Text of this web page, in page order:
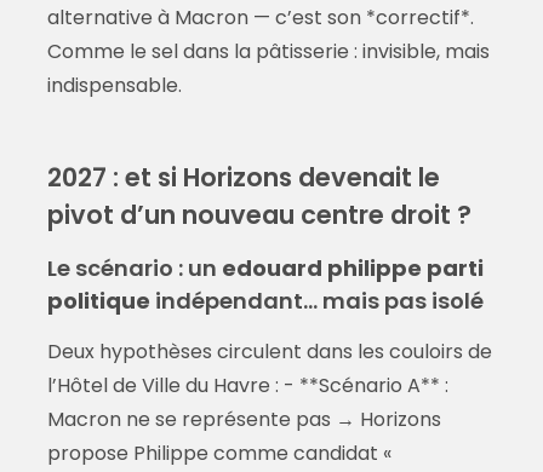
alternative à Macron — c’est son *correctif*.
Comme le sel dans la pâtisserie : invisible, mais
indispensable.
2027 : et si Horizons devenait le
pivot d’un nouveau centre droit ?
Le scénario : un edouard philippe parti
politique indépendant… mais pas isolé
Deux hypothèses circulent dans les couloirs de
l’Hôtel de Ville du Havre : - **Scénario A** :
Macron ne se représente pas → Horizons
propose Philippe comme candidat «